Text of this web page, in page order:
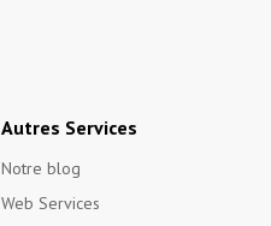
Autres Services
Notre blog
Web Services